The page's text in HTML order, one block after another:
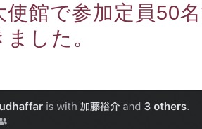
使館で参加定員50
した。